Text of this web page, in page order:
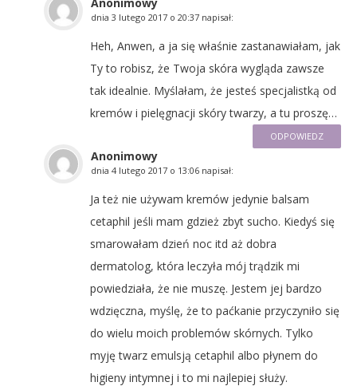
dnia 3 lutego 2017 o 20:37 napisał:
Heh, Anwen, a ja się właśnie zastanawiałam, jak
Ty to robisz, że Twoja skóra wygląda zawsze
tak idealnie. Myślałam, że jesteś specjalistką od
kremów i pielęgnacji skóry twarzy, a tu proszę…
ODPOWIEDZ
Anonimowy
dnia 4 lutego 2017 o 13:06 napisał:
Ja też nie używam kremów jedynie balsam
cetaphil jeśli mam gdzież zbyt sucho. Kiedyś się
smarowałam dzień noc itd aż dobra
dermatolog, która leczyła mój trądzik mi
powiedziała, że nie muszę. Jestem jej bardzo
wdzięczna, myślę, że to paćkanie przyczyniło się
do wielu moich problemów skórnych. Tylko
myję twarz emulsją cetaphil albo płynem do
higieny intymnej i to mi najlepiej służy.